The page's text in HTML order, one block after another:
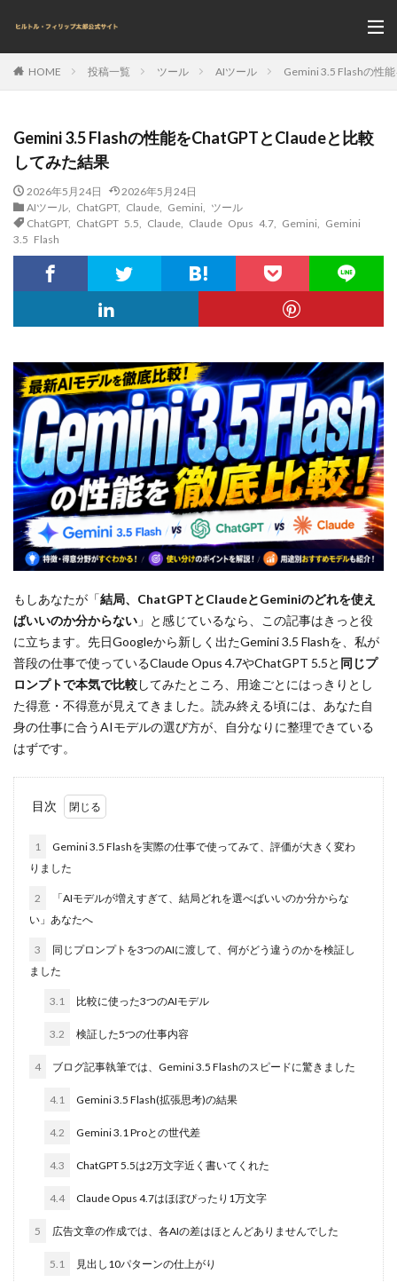
HOME 投稿一覧 ツール AIツール Gemini 3.5 Flashの性
Gemini 3.5 Flashの性能をChatGPTとClaudeと比較
してみた結果
2026年5月24日
2026年5月24日
AIツール, ChatGPT, Claude, Gemini
ツール
ChatGPT, ChatGPT 5.5 Claude, Claude Opus 4.7, Gemini
Gemini
3.5 Flash
もしあなたが「結局、ChatGPTとClaudeとGeminiのどれを使え
ばいいのか分からない 」と感じているなら、この記事はきっと役
に立ちます。先日Googleから新しく出たGemini 3.5 Flashを、私が
普段の仕事で使っているClaude Opus 4.7やChatGPT 5.5と 同じプ
ロンプトで本気で比較してみたところ、用途ごとにはっきりとし
た得意・不得意が見えてきました。読み終える頃には、あなた自
身の仕事に合うAIモデルの選び方が、自分なりに整理できている
はずです。
目次
1
Gemini 3.5 Flashを実際の仕事で使ってみて、評価が大きく変わ
りました
2
「AIモデルが増えすぎて、結局どれを選べばいいのか分からな
い」あなたへ
3
同じプロンプトを3つのAIに渡して、何がどう違うのかを検証し
ました
3.1 比較に使った3つのAIモデル
3.2 検証した5つの仕事内容
4 ブログ記事執筆では、Gemini 3.5 Flashのスピードに驚きました
4.1 Gemini 3.5 Flash(拡張思考)の結果
4.2 Gemini 3.1 Proとの世代差
4.3 ChatGPT 5.5は2万文字近く書いてくれた
4.4 Claude Opus 4.7はほぼぴったり1万文字
5 広告文章の作成では、各AIの差はほとんどありませんでした
5.1 見出し10パターンの仕上がり